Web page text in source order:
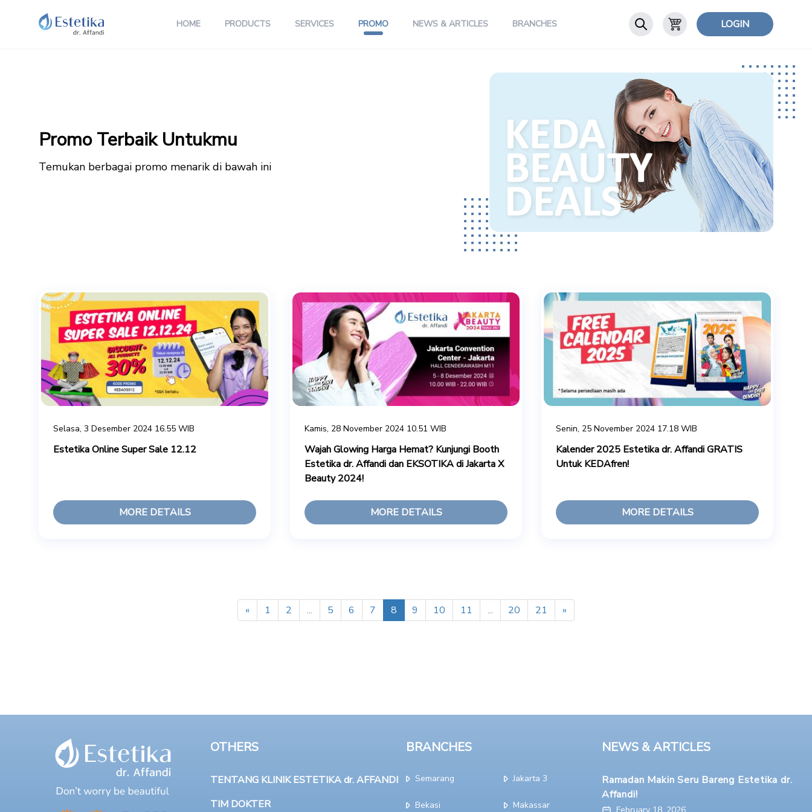
HOME PRODUCTS SERVICES PROMO NEWS & ARTICLES BRANCHES LOGIN
Promo Terbaik Untukmu
Temukan berbagai promo menarik di bawah ini
Selasa, 3 Desember 2024 16.55 WIB
Estetika Online Super Sale 12.12
MORE DETAILS
Kamis, 28 November 2024 10.51 WIB
Wajah Glowing Harga Hemat? Kunjungi Booth
Estetika dr. Affandi dan EKSOTIKA di Jakarta X
Beauty 2024!
MORE DETAILS
Senin, 25 November 2024 17.18 WIB
Kalender 2025 Estetika dr. Affandi GRATIS
Untuk KEDAfren!
MORE DETAILS
« 1 2 ... 5 6 7 8 9 10 11 ... 20 21 »
OTHERS
TENTANG KLINIK ESTETIKA dr. AFFANDI
TIM DOKTER
BRANCHES
Semarang
Bekasi
Jakarta 3
Makassar
NEWS & ARTICLES
Ramadan Makin Seru Bareng Estetika dr.
Affandi!